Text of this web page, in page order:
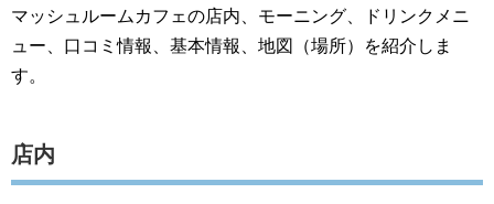
マッシュルームカフェの店内、モーニング、ドリンクメニ
ュー、口コミ情報、基本情報、地図（場所）を紹介しま
す。
店内